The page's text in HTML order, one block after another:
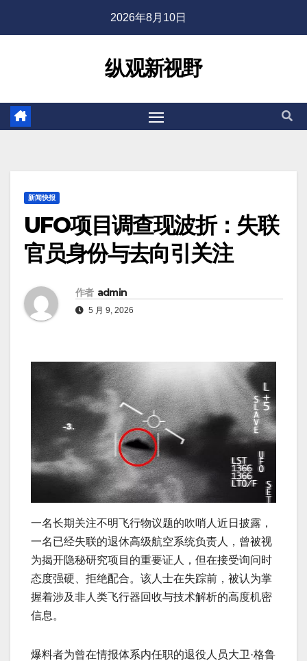
2026年8月10日
纵观新视野
新闻快报
UFO项目调查现波折：失联
官员身份与去向引关注
作者 admin
5 月 9, 2026
一名长期关注不明飞行物议题的吹哨人近日披露，
一名已经失联的退休高级航空系统负责人，曾被视
为揭开隐秘研究项目的重要证人，但在接受询问时
态度强硬、拒绝配合。该人士在失踪前，被认为掌
握着涉及非人类飞行器回收与技术解析的高度机密
信息。
爆料者为曾在情报体系内任职的退役人员大卫·格鲁